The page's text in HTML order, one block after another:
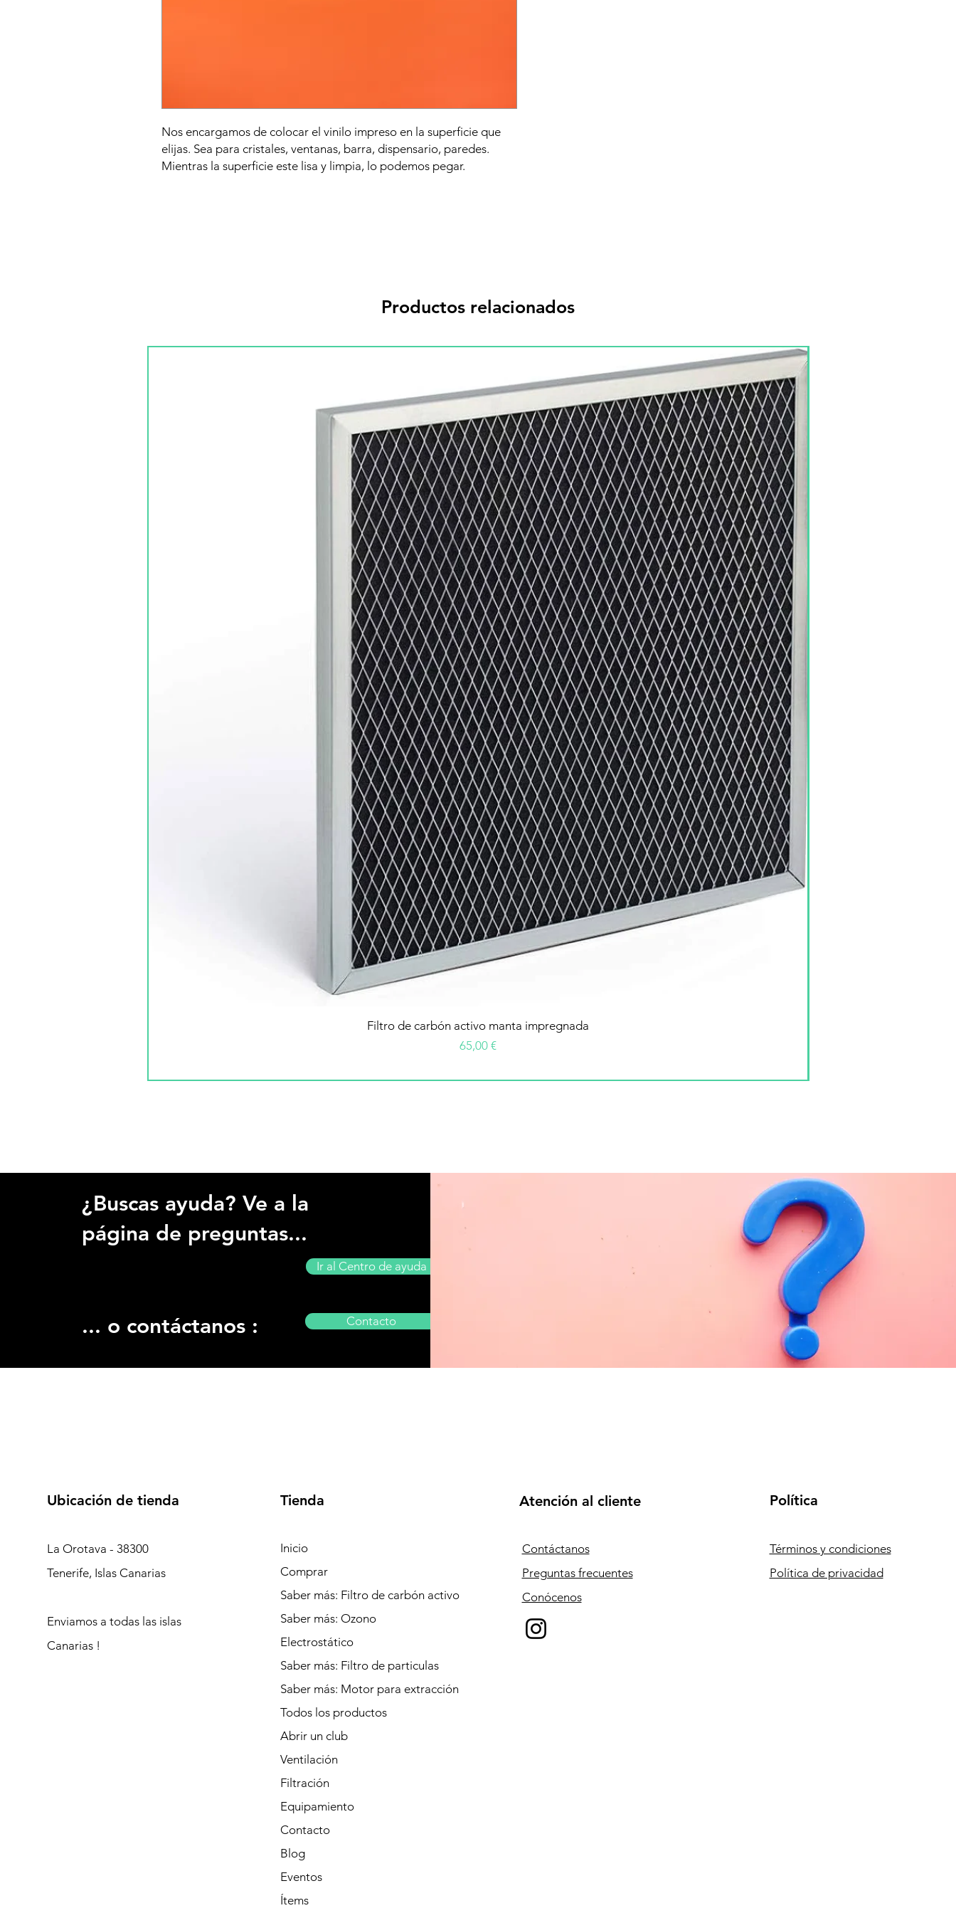
Nos encargamos de colocar el vinilo impreso en la superficie que
elijas. Sea para cristales, ventanas, barra, dispensario, paredes.
Mientras la superficie este lisa y limpia, lo podemos pegar.
Productos relacionados
Filtro de carbón activo manta impregnada
Precio
65,00 €
¿Buscas ayuda? Ve a la
página de preguntas...
Ir al Centro de ayuda
... o contáctanos : Contacto
Ubicación de tienda
La Orotava - 38300
Tenerife, Islas Canarias
Enviamos a todas las islas
Canarias !
Tienda
Inicio
Comprar
Saber más: Filtro de carbón activo
Saber más: Ozono
Electrostático
Saber más: Filtro de particulas
Saber más: Motor para extracción
Todos los productos
Abrir un club
Ventilación
Filtración
Equipamiento
Contacto
Blog
Eventos
Ítems
Atención al cliente
Contáctanos
Preguntas frecuentes
Conócenos
Política
Términos y condiciones
Política de privacidad